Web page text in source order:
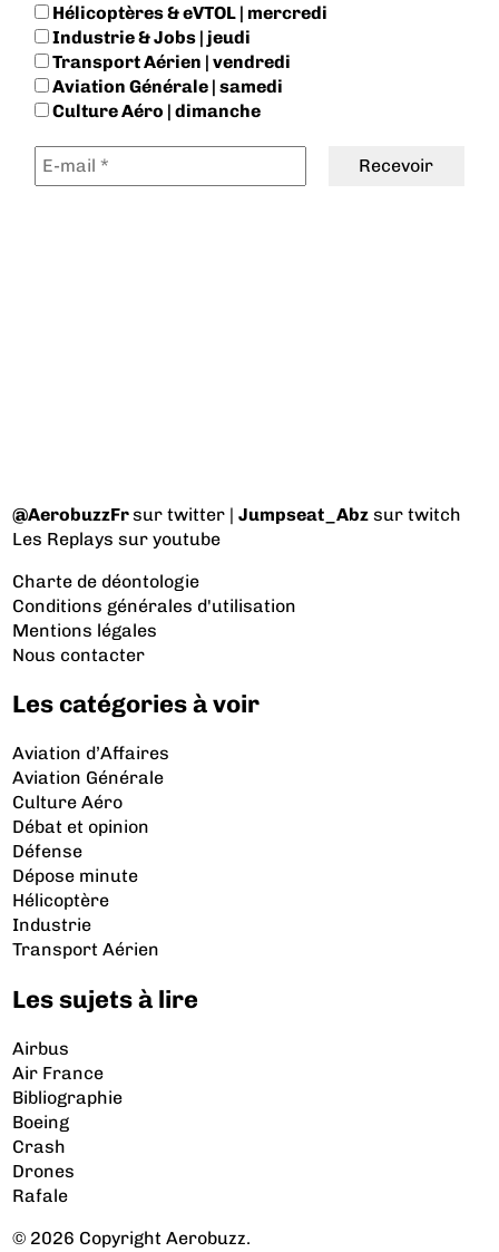
Hélicoptères & eVTOL | mercredi
Industrie & Jobs | jeudi
Transport Aérien | vendredi
Aviation Générale | samedi
Culture Aéro | dimanche
@AerobuzzFrsur twitter |Jumpseat_Abz sur twitch
Les Replays sur youtube
Charte de déontologie
Conditions générales d'utilisation
Mentions légales
Nous contacter
Les catégories à voir
Aviation d’Affaires
Aviation Générale
Culture Aéro
Débat et opinion
Défense
Dépose minute
Hélicoptère
Industrie
Transport Aérien
Les sujets à lire
Airbus
Air France
Bibliographie
Boeing
Crash
Drones
Rafale
© 2026 Copyright Aerobuzz.